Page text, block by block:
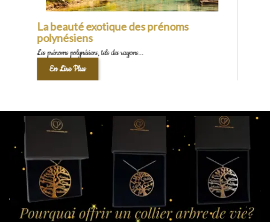
Les prénoms normands : un voyage
charmant à travers l'histoire et la culture
Les prénoms normands, tout comme le...
En Lire Plus